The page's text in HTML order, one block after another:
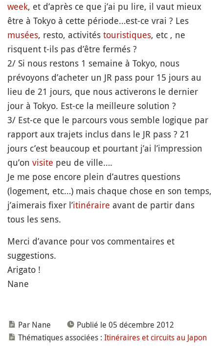
week, et d’après ce que j’ai pu lire, il vaut mieux
être à Tokyo à cette période…est-ce vrai ? Les
musées, resto, activités touristiques, etc , ne
risquent t-ils pas d’être fermés ?
2/ Si nous restons 1 semaine à Tokyo, nous
prévoyons d’acheter un JR pass pour 15 jours au
lieu de 21 jours, que nous activerons le dernier
jour à Tokyo. Est-ce la meilleure solution ?
3/ Est-ce que le parcours vous semble logique par
rapport aux trajets inclus dans le JR pass ? 21
jours c’est beaucoup et pourtant j’ai l’impression
qu’on visite peu de ville….
Je me pose encore plein d’autres questions
(logement, etc…) mais chaque chose en son temps,
j’aimerais fixer l’itinéraire avant de partir dans
tous les sens.
Merci d’avance pour vos commentaires et
suggestions.
Arigato !
Nane
Par Nane
Publié le 05 décembre 2012
Thématiques associées : Itinéraires et circuits au Japon